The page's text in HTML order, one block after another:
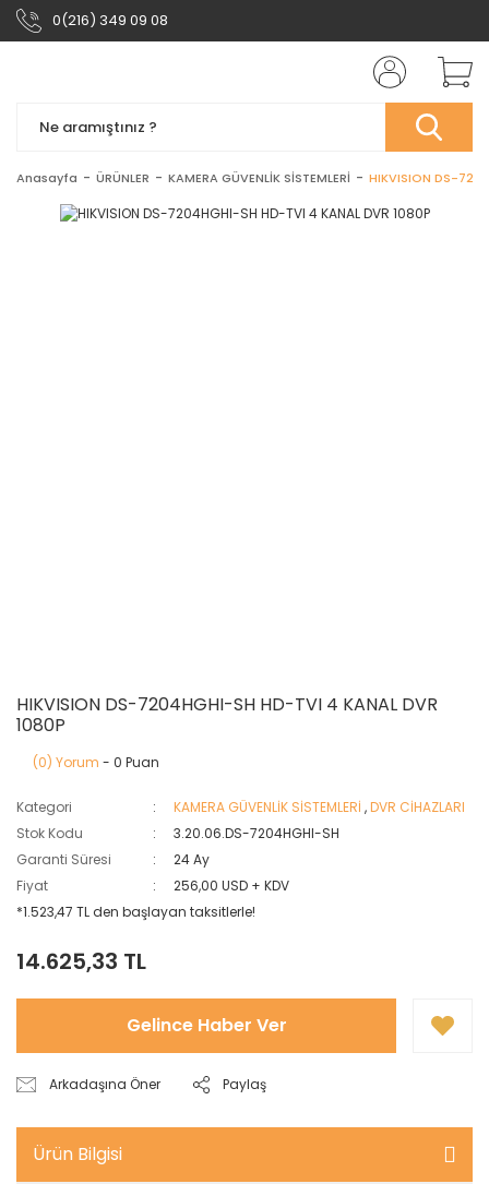
0(216) 349 09 08
Anasayfa ÜRÜNLER KAMERA GÜVENLİK SİSTEMLERİ HIKVISION DS-
HIKVISION DS-7204HGHI-SH HD-TVI 4 KANAL DVR
1080P
(0) Yorum - 0 Puan
Kategori KAMERA GÜVENLİK SİSTEMLERİ ,DVR CİHAZLARI
Stok Kodu
3.20.06.DS-7204HGHI-SH
Garanti Süresi
24 Ay
Fiyat
256,00 USD + KDV
*1.523,47 TL den başlayan taksitlerle!
14.625,33 TL
Gelince Haber Ver
Arkadaşına Öner Paylaş
Ürün Bilgisi